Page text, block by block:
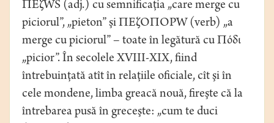
ПЕζWS (adj.) cu semnificaţia „care merge cu
piciorul”, „pieton” şi ПЕζOПОРW (verb) „a
merge cu piciorul” – toate în legătură cu Пόδι
„picior”. În secolele XVIII-XIX, fiind
întrebuinţată atît în relaţiile oficiale, cît şi în
cele mondene, limba greacă nouă, fireşte că la
întrebarea pusă în greceşte: „cum te duci